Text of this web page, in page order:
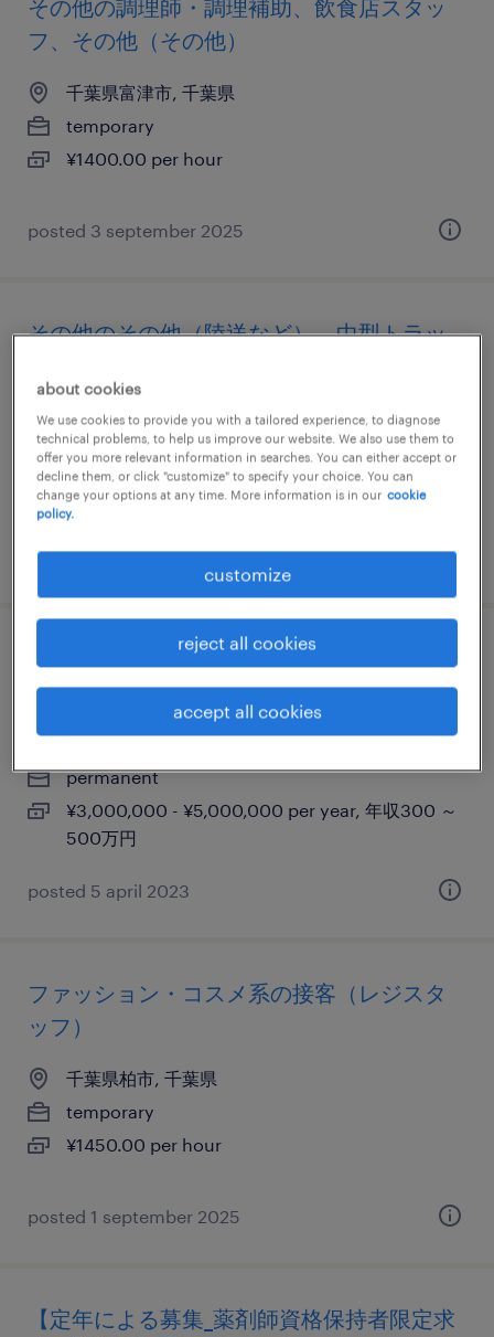
その他の調理師・調理補助、飲食店スタッ
フ、その他（その他）
千葉県富津市, 千葉県
temporary
¥1400.00 per hour
posted 3 september 2025
その他のその他（陸送など）、中型トラッ
千葉県富津市, 千葉県
temporary
¥2300.00 per hour
posted 31 july 2026
【千葉】物流センタースタッフ/年間休日１
６０日以上
千葉, 千葉県
permanent
¥3,000,000 - ¥5,000,000 per year, 年収300 ～
500万円
posted 5 april 2023
ファッション・コスメ系の接客（レジスタ
ッフ）
千葉県柏市, 千葉県
temporary
¥1450.00 per hour
posted 1 september 2025
【定年による募集_薬剤師資格保持者限定求
about cookies
We use cookies to provide you with a tailored experience, to diagnose
technical problems, to help us improve our website. We also use them to
offer you more relevant information in searches. You can either accept or
decline them, or click "customize" to specify your choice. You can
change your options at any time. More information is in our cookie
policy.
customize
reject all cookies
accept all cookies